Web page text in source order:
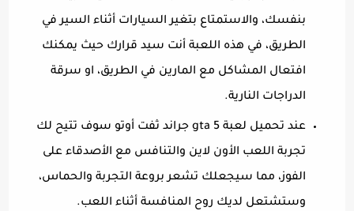
بنفسك، والاستمتاع بتغير السيارات أثناء السير في
الطريق، في هذه اللعبة أنت سيد قرارك حيث يمكنك
افتعال المشاكل مع المارين في الطريق، او سرقة
الدراجات النارية.
عند تحميل لعبة gta 5 جراند ثفت أوتو سوف تتيح لك
تجربة اللعب الأون لاين والتنافس مع الأصدقاء على
الفوز، مما سيجعلك تشعر بروعة التجربة والحماس،
وستشتعل لديك روح المنافسة أثناء اللعب.